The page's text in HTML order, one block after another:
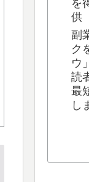
を
供
副
ク
ウ
読
最
し